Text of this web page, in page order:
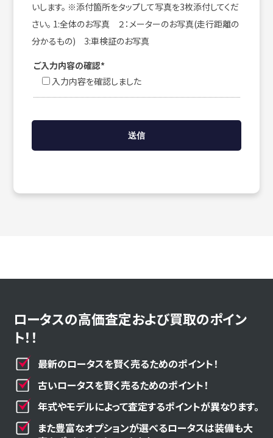
いします。 ※添付箇所をタップして写真を3枚添付してくだ
さい。 1:全体のお写真 ２：メーターのお写真(走行距離の
分かるもの) 3:車検証のお写真
ご入力内容の確認*
入力内容を確認しました
ロータスの高価査定および買取のポイン
ト！！
最新のロータスを賢く売るためのポイント！
古いロータスを賢く売るためのポイント！
年式やモデルによって査定するポイントが異なります。
また豊富なオプションが選べるロータスは装備も大